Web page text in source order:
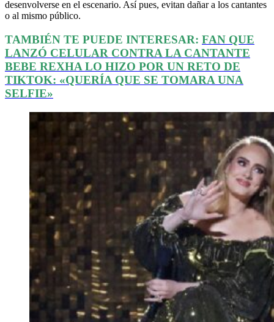
desenvolverse en el escenario. Así pues, evitan dañar a los cantantes
o al mismo público.
TAMBIÉN TE PUEDE INTERESAR: FAN QUE
LANZÓ CELULAR CONTRA LA CANTANTE
BEBE REXHA LO HIZO POR UN RETO DE
TIKTOK: «QUERÍA QUE SE TOMARA UNA
SELFIE»